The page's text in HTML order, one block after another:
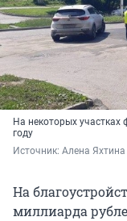
На некоторых участках
году
Источник: Алена Яхтина
На
миллиарда